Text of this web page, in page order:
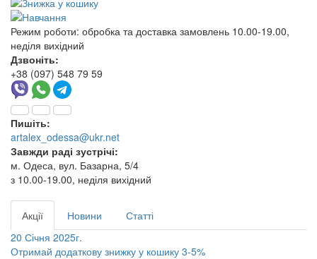
Режим роботи: обробка та доставка замовлень 10.00-19.00,
неділя вихідний
Дзвоніть:
+38 (097) 548 79 59
Пишіть:
artalex_odessa@ukr.net
Завжди раді зустрічі:
м. Одеса, вул. Базарна, 5/4
з 10.00-19.00, неділя вихідний
Акції Новини
Статті
20 Січня 2025г.
Отримай додаткову знижку у кошику 3-5%